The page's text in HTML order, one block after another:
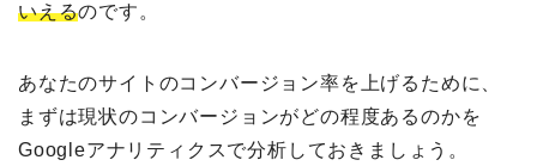
いえるのです。
あなたのサイトのコンバージョン率を上げるために、
まずは現状のコンバージョンがどの程度あるのかを
Googleアナリティクスで分析しておきましょう。